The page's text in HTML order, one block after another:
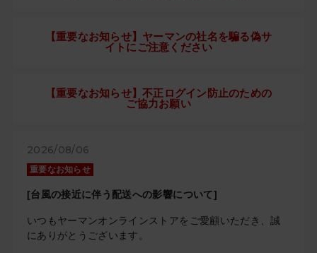
【重要なお知らせ】ヤーマンの社名を騙る偽サ
イトにご注意ください
【重要なお知らせ】不正ログイン防止のための
ご協力お願い
2026/08/06
重要なお知らせ
[台風の接近に伴う配送への影響について]
いつもヤーマンオンラインストアをご愛顧いただき、誠
にありがとうございます。